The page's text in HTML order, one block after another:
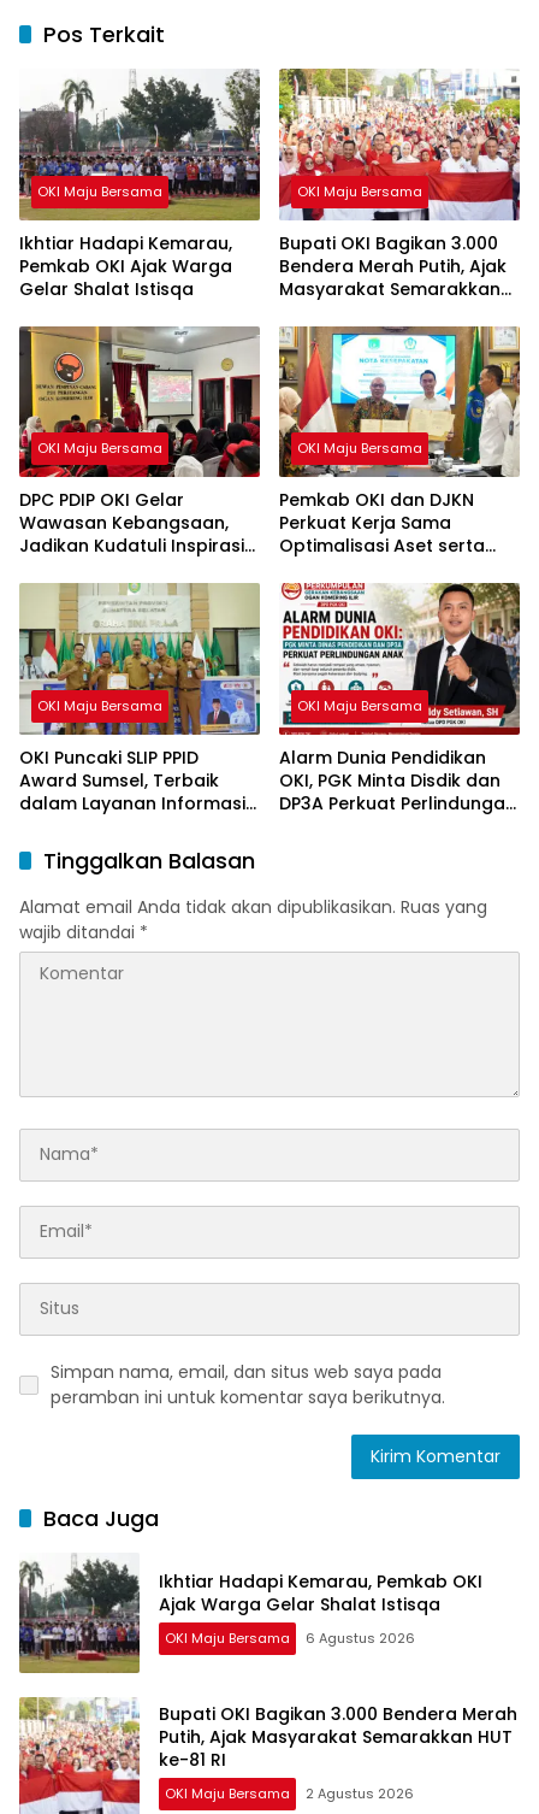
Pos Terkait
OKI Maju Bersama
Ikhtiar Hadapi Kemarau,
Pemkab OKI Ajak Warga
Gelar Shalat Istisqa
OKI Maju Bersama
Bupati OKI Bagikan 3.000
Bendera Merah Putih, Ajak
Masyarakat Semarakkan
OKI Maju Bersama
DPC PDIP OKI Gelar
Wawasan Kebangsaan,
Jadikan Kudatuli Inspirasi
OKI Maju Bersama
Pemkab OKI dan DJKN
Perkuat Kerja Sama
Optimalisasi Aset serta
OKI Maju Bersama
OKI Puncaki SLIP PPID
Award Sumsel, Terbaik
dalam Layanan Informasi
OKI Maju Bersama
Alarm Dunia Pendidikan
OKI, PGK Minta Disdik dan
DP3A Perkuat Perlindungan
Tinggalkan Balasan
Alamat email Anda tidak akan dipublikasikan. Ruas yang
wajib ditandai *
Simpan nama, email, dan situs web saya pada
peramban ini untuk komentar saya berikutnya.
Baca Juga
Ikhtiar Hadapi Kemarau, Pemkab OKI
Ajak Warga Gelar Shalat Istisqa
OKI Maju Bersama 6 Agustus 2026
Bupati OKI Bagikan 3.000 Bendera Merah
Putih, Ajak Masyarakat Semarakkan HUT
ke-81 RI
OKI Maju Bersama 2 Agustus 2026